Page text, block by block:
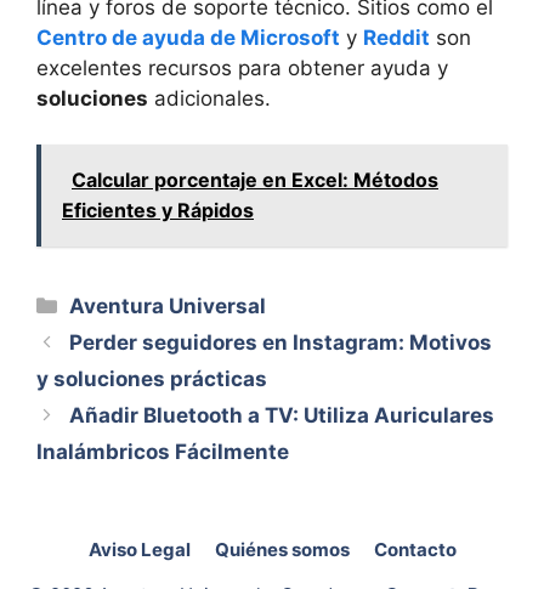
línea y foros de soporte técnico. Sitios como el
Centro de ayuda de Microsoft y Reddit son
excelentes recursos para obtener ayuda y
soluciones adicionales.
Calcular porcentaje en Excel: Métodos
Eficientes y Rápidos
Categorías
Aventura Universal
Perder seguidores en Instagram: Motivos
y soluciones prácticas
Añadir Bluetooth a TV: Utiliza Auriculares
Inalámbricos Fácilmente
Aviso Legal Quiénes somos
Contacto